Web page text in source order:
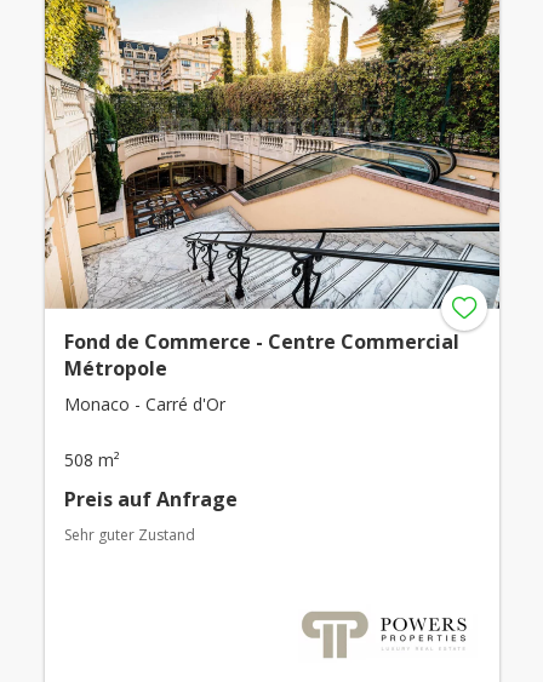
Fond de Commerce - Centre Commercial
Métropole
Monaco - Carré d'Or
508 m²
Preis auf Anfrage
Sehr guter Zustand